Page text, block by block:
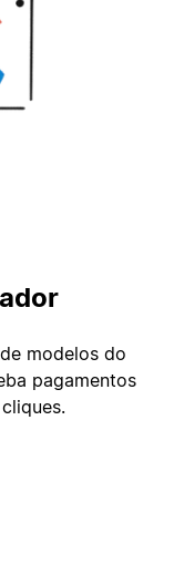
modelos do
pagamentos